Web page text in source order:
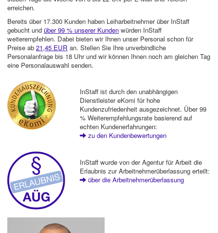
erreichen.
Bereits über 17.300 Kunden haben Leiharbeitnehmer über InStaff
gebucht und über 99 % unserer Kunden würden InStaff
weiterempfehlen. Dabei bieten wir Ihnen unser Personal schon für
Preise ab 21,45 EUR an. Stellen Sie Ihre unverbindliche
Personalanfrage bis 18 Uhr und wir können Ihnen noch am gleichen Tag
eine Personalauswahl senden.
InStaff ist durch den unabhängigen
Dienstleister eKomi für hohe
Kundenzufriedenheit ausgezeichnet. Über 99
% Weiterempfehlungsrate basierend auf
echten Kundenerfahrungen:
zu den Kundenbewertungen
InStaff wurde von der Agentur für Arbeit die
Erlaubnis zur Arbeitnehmerüberlassung erteilt:
über die Arbeitnehmerüberlassung